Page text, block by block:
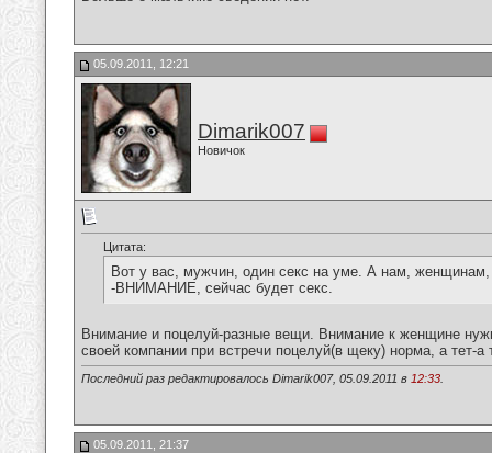
05.09.2011, 12:21
Dimarik007
Новичок
Цитата:
Вот у вас, мужчин, один секс на уме. А нам,
-ВНИМАНИЕ, сейчас будет секс.
Внимание и поцелуй-разные вещи. Внимание к женщине
своей компании при встречи поцелуй(в щеку) норма, а тет-а
Последний раз редактировалось Dimarik007, 05.09.2011 в 12:33
05.09.2011, 21:37